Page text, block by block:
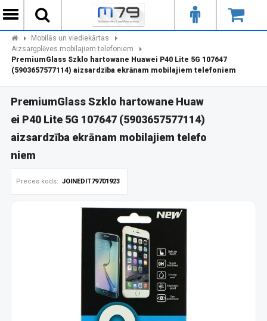
Mobilās un viediekārtas
Aizsargplēves mobilajiem telefoniem
PremiumGlass Szklo hartowane Huawei P40 Lite 5G 107647
(5903657577114) aizsardzība ekrānam mobilajiem telefoniem
PremiumGlass Szklo hartowane Huaw
ei P40 Lite 5G 107647 (5903657577114)
aizsardzība ekrānam mobilajiem telefo
niem
Preces kods: JOINEDIT79701923